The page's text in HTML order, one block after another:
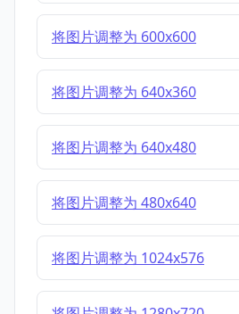
将图片调整为 600x600
将图片调整为 640x360
将图片调整为 640x480
将图片调整为 480x640
将图片调整为 1024x576